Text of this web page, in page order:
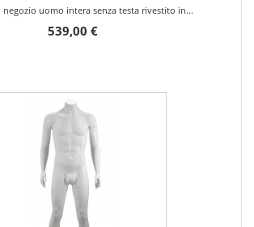
negozio uomo intera senza testa rivestito in...
539,00 €